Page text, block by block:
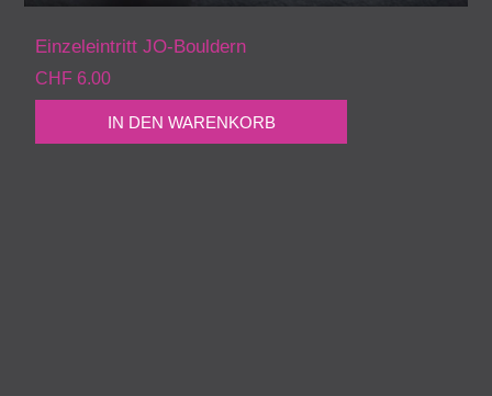
Einzeleintritt JO-Bouldern
CHF 6.00